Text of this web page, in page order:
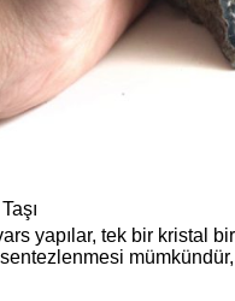
yapılar, tek bir kristal